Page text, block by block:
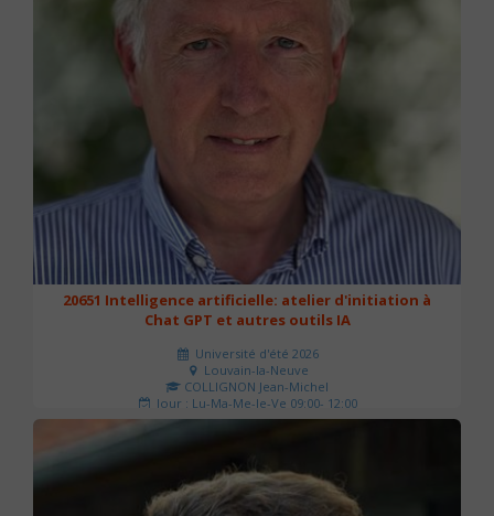
20651 Intelligence artificielle: atelier d'initiation à
Chat GPT et autres outils IA
Université d'été 2026
Louvain-la-Neuve
COLLIGNON Jean-Michel
Jour : Lu-Ma-Me-Je-Ve 09:00- 12:00
Nombre de séances : 2